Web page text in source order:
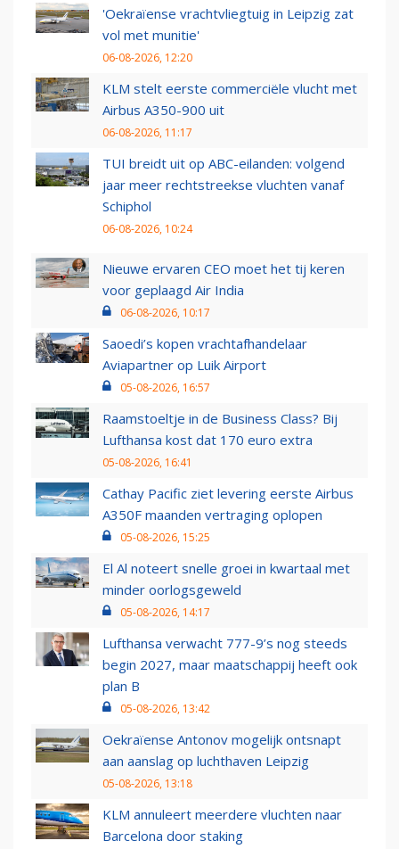
'Oekraïense vrachtvliegtuig in Leipzig zat
vol met munitie'
06-08-2026, 12:20
KLM stelt eerste commerciële vlucht met
Airbus A350-900 uit
06-08-2026, 11:17
TUI breidt uit op ABC-eilanden: volgend
jaar meer rechtstreekse vluchten vanaf
Schiphol
06-08-2026, 10:24
Nieuwe ervaren CEO moet het tij keren
voor geplaagd Air India
06-08-2026, 10:17
Saoedi’s kopen vrachtafhandelaar
Aviapartner op Luik Airport
05-08-2026, 16:57
Raamstoeltje in de Business Class? Bij
Lufthansa kost dat 170 euro extra
05-08-2026, 16:41
Cathay Pacific ziet levering eerste Airbus
A350F maanden vertraging oplopen
05-08-2026, 15:25
El Al noteert snelle groei in kwartaal met
minder oorlogsgeweld
05-08-2026, 14:17
Lufthansa verwacht 777-9’s nog steeds
begin 2027, maar maatschappij heeft ook
plan B
05-08-2026, 13:42
Oekraïense Antonov mogelijk ontsnapt
aan aanslag op luchthaven Leipzig
05-08-2026, 13:18
KLM annuleert meerdere vluchten naar
Barcelona door staking